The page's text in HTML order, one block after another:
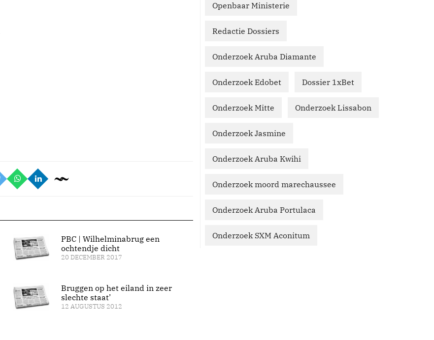
PBC | Wilhelminabrug een
ochtendje dicht
20 DECEMBER 2017
Bruggen op het eiland in zeer
slechte staat’
12 AUGUSTUS 2012
Openbaar Ministerie
Redactie Dossiers
Onderzoek Aruba Diamante
Onderzoek Edobet Dossier 1xBet
Onderzoek Mitte Onderzoek Lissabon
Onderzoek Jasmine
Onderzoek Aruba Kwihi
Onderzoek moord marechaussee
Onderzoek Aruba Portulaca
Onderzoek SXM Aconitum